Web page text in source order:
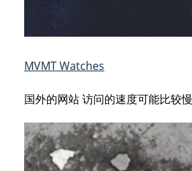
MVMT Watches
国外的网站 访问的速度可能比较慢